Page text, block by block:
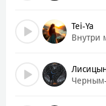
И на подушке слезы
Дыши-дыши
Рассыпались иголки
И счастье на осколки
Tei-Ya
Внутри